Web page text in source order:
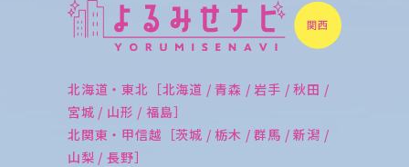
北海道・東北［北海道 / 青森 / 岩手 / 秋田 /
宮城 / 山形 / 福島］
北関東・甲信越［茨城 / 栃木 / 群馬 / 新潟 /
山梨 / 長野］